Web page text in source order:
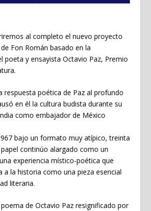
al completo el nuevo proyecto
Fon Román basado en la
poeta y ensayista Octavio Paz, Premio
respuesta poética de Paz al profundo
en él la cultura budista durante su
como embajador de México
bajo un formato muy atípico, treinta
continúo alargado como un
experiencia místico-poética que
a la historia como una pieza esencial
literaria.
de Octavio Paz resignificado por